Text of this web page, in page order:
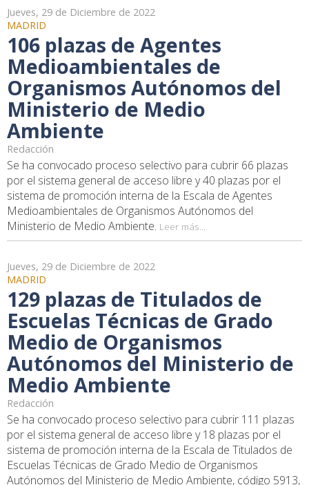
Jueves, 29 de Diciembre de 2022
MADRID
106 plazas de Agentes
Medioambientales de
Organismos Autónomos del
Ministerio de Medio
Ambiente
Redacción
Se ha convocado proceso selectivo para cubrir 66 plazas
por el sistema general de acceso libre y 40 plazas por el
sistema de promoción interna de la Escala de Agentes
Medioambientales de Organismos Autónomos del
Ministerio de Medio Ambiente. Leer más...
Jueves, 29 de Diciembre de 2022
MADRID
129 plazas de Titulados de
Escuelas Técnicas de Grado
Medio de Organismos
Autónomos del Ministerio de
Medio Ambiente
Redacción
Se ha convocado proceso selectivo para cubrir 111 plazas
por el sistema general de acceso libre y 18 plazas por el
sistema de promoción interna de la Escala de Titulados de
Escuelas Técnicas de Grado Medio de Organismos
Autónomos del Ministerio de Medio Ambiente, código 5913,